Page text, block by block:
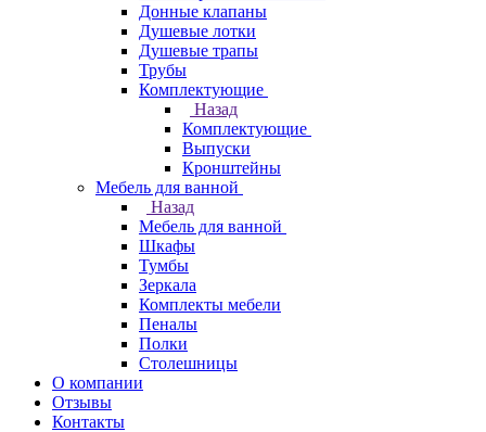
Донные клапаны
Душевые лотки
Душевые трапы
Трубы
Комплектующие
Назад
Комплектующие
Выпуски
Кронштейны
Мебель для ванной
Назад
Мебель для ванной
Шкафы
Тумбы
Зеркала
Комплекты мебели
Пеналы
Полки
Столешницы
О компании
Отзывы
Контакты